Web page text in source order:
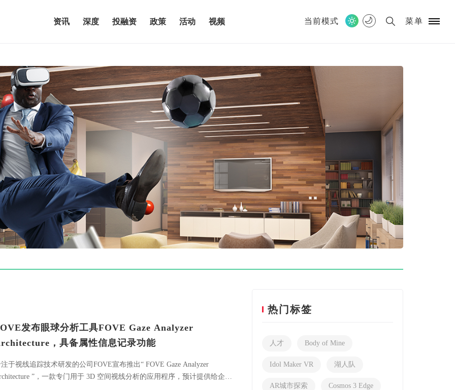
资讯 深度 投融资 政策 活动 视频 当前模式 菜单
发布眼球分析工具FOVE Gaze Analyzer
，具备属性信息记录功能
于视线追踪技术研发的公司FOVE宣布推出“ FOVE Gaze Analyzer
”，一款专门用于 3D 空间视线分析的应用程序，预计提供给企业
热门标签
人才 Body of Mine
Idol Maker VR 湖人队
AR城市探索 Cosmos 3 Edge